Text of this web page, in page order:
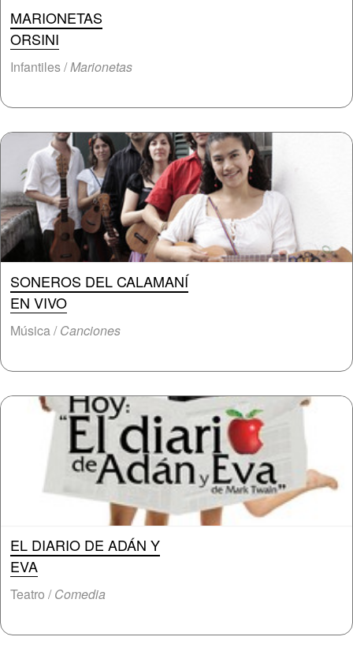
MARIONETAS
ORSINI
Infantiles /Marionetas
SONEROS DEL CALAMANÍ
EN VIVO
Música /Canciones
EL DIARIO DE ADÁN Y
EVA
Teatro /Comedia